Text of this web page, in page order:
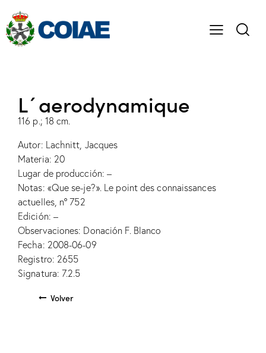
L´aerodynamique
116 p.; 18 cm.
Autor: Lachnitt, Jacques
Materia: 20
Lugar de producción: –
Notas: «Que se-je?». Le point des connaissances
actuelles, nº 752
Edición: –
Observaciones: Donación F. Blanco
Fecha: 2008-06-09
Registro: 2655
Signatura: 7.2.5
Volver